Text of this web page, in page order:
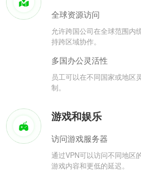
全球资源访问
允许跨国公司在全球范围内
持跨区域协作。
多国办公灵活性
员工可以在不同国家或地区
制。
游戏和娱乐
访问游戏服务器
通过VPN可以访问不同地区
游戏内容和更低的延迟。